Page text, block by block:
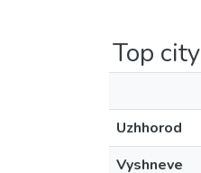
Top
Uzhhorod
Vyshneve